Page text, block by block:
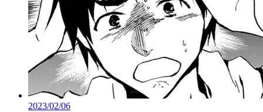
2023/02/06